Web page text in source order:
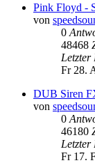
Pink Floyd -
von
0
48468
Letzter
Fr 28.
DUB Siren
von
0
46180
Letzter
Fr 17.